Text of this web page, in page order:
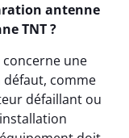
antenne
TNT ?
une
comme
défaillant ou